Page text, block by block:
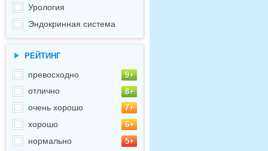
Урология
Эндокринная система
РЕЙТИНГ
превосходно
отлично
очень хорошо
хорошо
нормально